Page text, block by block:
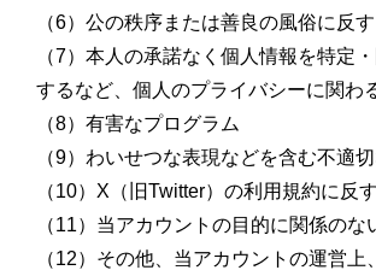
（6）公の秩序または善良の風俗に反
（7）本人の承諾なく個人情報を特定
するなど、個人のプライバシーに関わ
（8）有害なプログラム
（9）わいせつな表現などを含む不適
（10）X（旧Twitter）の利用規約に反
（11）当アカウントの目的に関係のな
（12）その他、当アカウントの運営上